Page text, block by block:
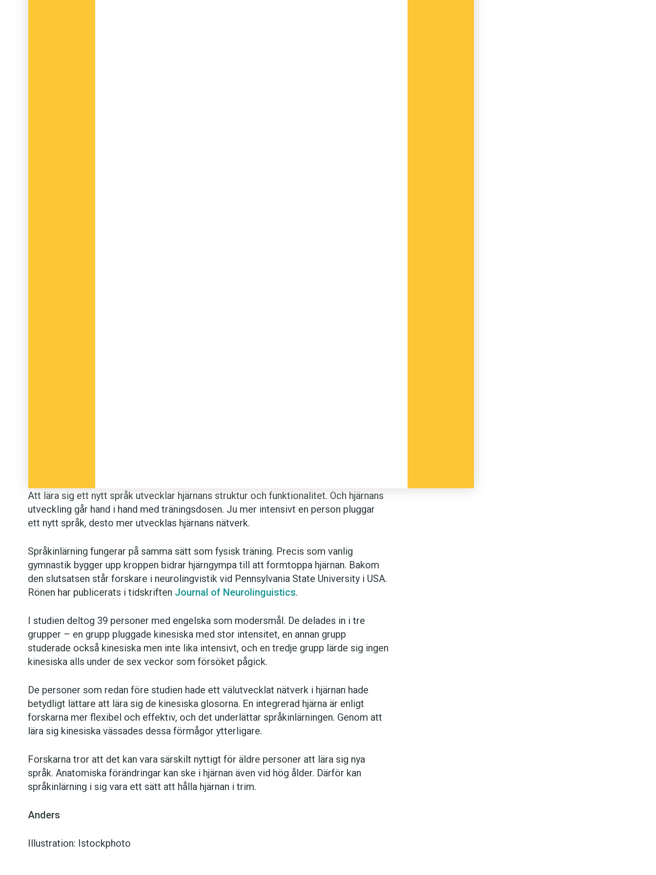
Att lära sig ett nytt språk utvecklar hjärnans struktur och funktionalitet. Och hjärnans
utveckling går hand i hand med träningsdosen. Ju mer intensivt en person pluggar
ett nytt språk, desto mer utvecklas hjärnans nätverk.
Språkinlärning fungerar på samma sätt som fysisk träning. Precis som vanlig
gymnastik bygger upp kroppen bidrar hjärngympa till att formtoppa hjärnan. Bakom
den slutsatsen står forskare i neurolingvistik vid Pennsylvania State University i USA.
Rönen har publicerats i tidskriften Journal of Neurolinguistics.
I studien deltog 39 personer med engelska som modersmål. De delades in i tre
grupper – en grupp pluggade kinesiska med stor intensitet, en annan grupp
studerade också kinesiska men inte lika intensivt, och en tredje grupp lärde sig ingen
kinesiska alls under de sex veckor som försöket pågick.
De personer som redan före studien hade ett välutvecklat nätverk i hjärnan hade
betydligt lättare att lära sig de kinesiska glosorna. En integrerad hjärna är enligt
forskarna mer flexibel och effektiv, och det underlättar språkinlärningen. Genom att
lära sig kinesiska vässades dessa förmågor ytterligare.
Forskarna tror att det kan vara särskilt nyttigt för äldre personer att lära sig nya
språk. Anatomiska förändringar kan ske i hjärnan även vid hög ålder. Därför kan
språkinlärning i sig vara ett sätt att hålla hjärnan i trim.
Anders
Illustration: Istockphoto